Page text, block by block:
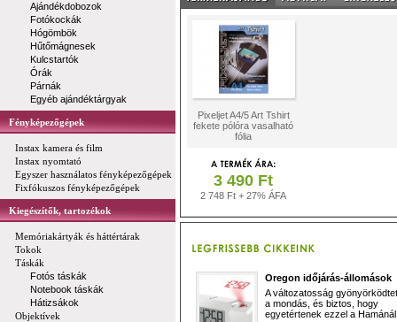
Ajándékdobozok
Fotókockák
Hógömbök
Hűtőmágnesek
Kulcstartók
Órák
Párnák
Egyéb ajándéktárgyak
Fényképezőgépek
Instax kamera és film
Instax nyomtató
Egyszer használatos fényképezőgépek
Fixfókuszos fényképezőgépek
Kiegészítők, tartozékok
Memóriakártyák és háttértárak
Tokok
Táskák
Fotós táskák
Notebook táskák
Hátizsákok
Objektívek
Pixeljet A4/5 Art Tshirt
fekete pólóra vasalható
fólia
3 490 Ft
2 748 Ft + 27% ÁFA
Oregon időjárás-állomások
A változatosság
a mondás, és biztos, hogy
egyetértenek ezzel a